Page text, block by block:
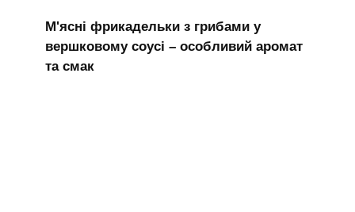
М'ясні фрикадельки з грибами у
вершковому соусі – особливий аромат
та смак